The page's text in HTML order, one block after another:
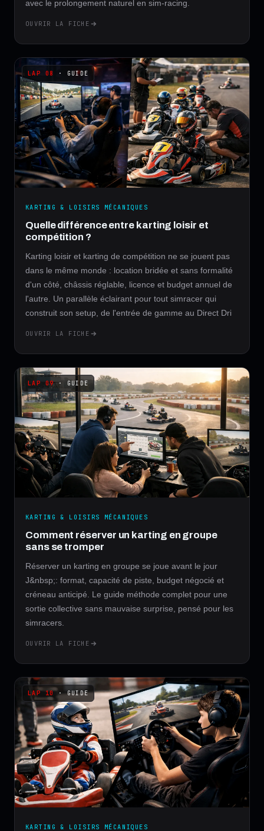
avec le prolongement naturel en sim-racing.
OUVRIR LA FICHE
· GUIDE
KARTING & LOISIRS MÉCANIQUES
Quelle différence entre karting loisir et
compétition ?
Karting loisir et karting de compétition ne se jouent pas
dans le même monde : location bridée et sans formalité
d'un côté, châssis réglable, licence et budget annuel de
l'autre. Un parallèle éclairant pour tout simracer qui
construit son setup, de l'entrée de gamme au Direct Dri
OUVRIR LA FICHE
· GUIDE
KARTING & LOISIRS MÉCANIQUES
Comment réserver un karting en groupe
sans se tromper
Réserver un karting en groupe se joue avant le jour
J&nbsp;: format, capacité de piste, budget négocié et
créneau anticipé. Le guide méthode complet pour une
sortie collective sans mauvaise surprise, pensé pour les
simracers.
OUVRIR LA FICHE
· GUIDE
KARTING & LOISIRS MÉCANIQUES